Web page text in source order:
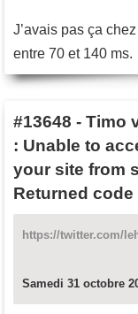
J’avais pas ça
entre 70 et 140 ms.
#13648 - Timo
: Unable to
your site from
Returned
https://twitter.com/
Samedi 31 octobre